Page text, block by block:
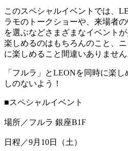
このスペシャルイベントでは、
ラモのトークショーや、来場者
を選ぶなどさまざまなイベント
楽しめるのはもちろんのこと、
に楽しめること間違いありません
「フルラ」とLEONを同時に楽
しのないよう！
■スペシャルイベント
場所／フルラ 銀座B1F
日程／9月10日（土）